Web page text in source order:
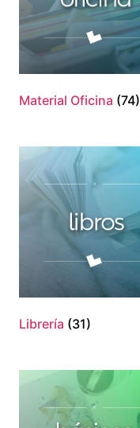
Material Oficina (74)
Librería (31)